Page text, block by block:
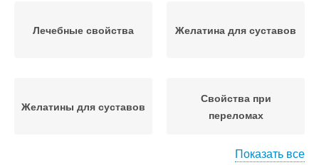
Лечебные свойства Желатина для суставов
Желатины для суставов
Свойства при
переломах
Показать все